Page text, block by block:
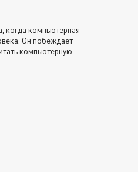
когда компьютерная
Он побеждает
компьютерную